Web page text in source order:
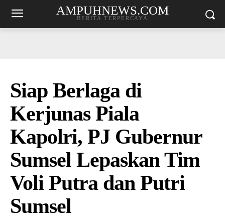
AMPUHNEWS.COM
BERITA TERPERCAYA
Siap Berlaga di
Kerjunas Piala
Kapolri, PJ Gubernur
Sumsel Lepaskan Tim
Voli Putra dan Putri
Sumsel